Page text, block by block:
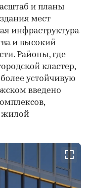
и планы
мест
инфраструктура
и высокий
Районы, где
кластер,
устойчивую
введено
жилой